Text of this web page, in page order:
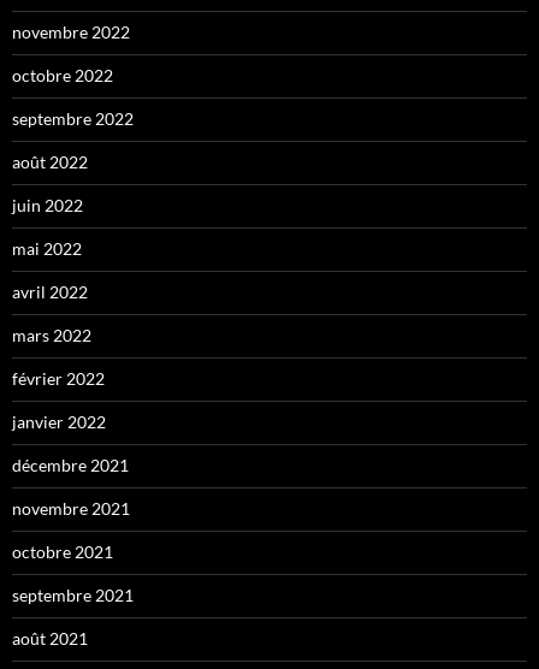
novembre 2022
octobre 2022
septembre 2022
août 2022
juin 2022
mai 2022
avril 2022
mars 2022
février 2022
janvier 2022
décembre 2021
novembre 2021
octobre 2021
septembre 2021
août 2021